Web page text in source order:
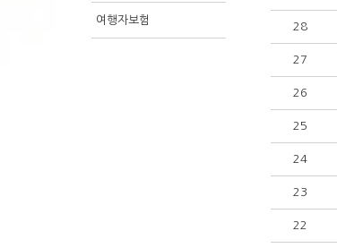
여행자보험
28
27
26
25
24
23
22